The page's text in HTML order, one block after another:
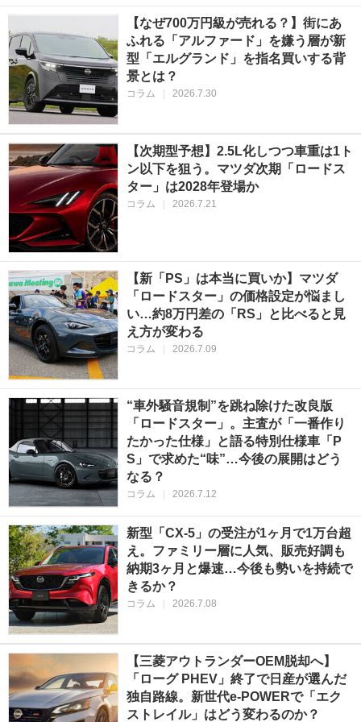
【なぜ700万円級が売れる？】街にあ
ふれる「アルファード」を嫌う層が新
型「エルグランド」を指名買いする背
景とは？
コラム 2026.7.30
【次期型予想】2.5L化しつつ車重は1ト
ン以下を狙う。マツダ次期「ロードス
ター」は2028年登場か
コラム 2026.7.21
【新「PS」は本当に買いか】マツダ
「ロードスター」の価格設定が悩まし
い…約8万円差の「RS」と比べると見
え方が変わる
コラム 2026.7.09
“車外騒音規制”を跳ね除けた改良版
「ロードスター」。主査が「一番作り
たかった仕様」と語る特別仕様車「P
S」で求めた“味”…今後の展開はどう
なる？
コラム 2026.7.12
新型「CX-5」の受注が1ヶ月で1万台超
え。ファミリー層に人気、販売好調も
納期3ヶ月と爆速…今後も勢いを持続で
きるか？
コラム 2026.7.08
【三菱アウトランダーOEM脱却へ】
「ローグ PHEV」終了で日産が選んだ
独自路線。新世代e-POWERで「エク
ストレイル」はどう変わるのか？